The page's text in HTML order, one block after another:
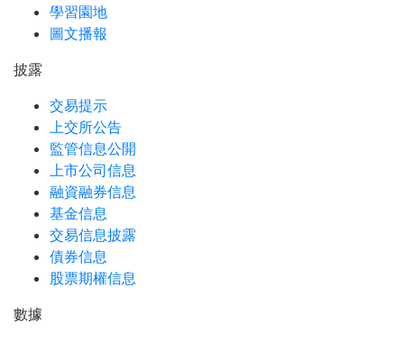
學習園地
圖文播報
披露
交易提示
上交所公告
監管信息公開
上市公司信息
融資融券信息
基金信息
交易信息披露
債券信息
股票期權信息
數據